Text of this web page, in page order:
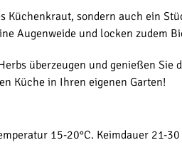
sondern auch ein
Augenweide und locken zudem
überzeugen und genießen Sie
Küche in Ihren eigenen Garten!
15-20°C. Keimdauer 21-30